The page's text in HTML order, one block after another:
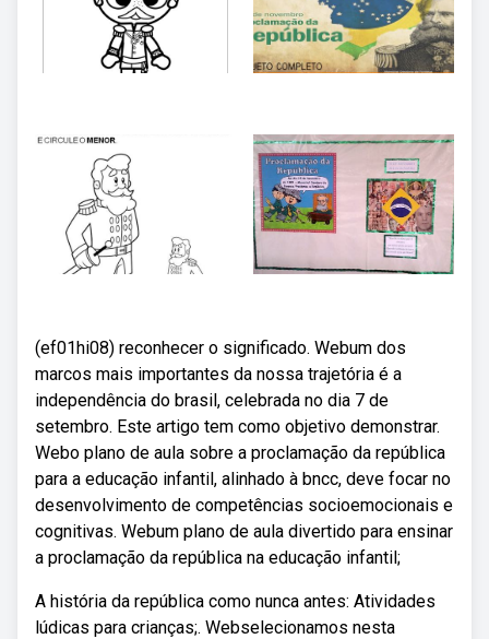
(ef01hi08) reconhecer o significado. Webum dos
marcos mais importantes da nossa trajetória é a
independência do brasil, celebrada no dia 7 de
setembro. Este artigo tem como objetivo demonstrar.
Webo plano de aula sobre a proclamação da república
para a educação infantil, alinhado à bncc, deve focar no
desenvolvimento de competências socioemocionais e
cognitivas. Webum plano de aula divertido para ensinar
a proclamação da república na educação infantil;
A história da república como nunca antes: Atividades
lúdicas para crianças;. Webselecionamos nesta